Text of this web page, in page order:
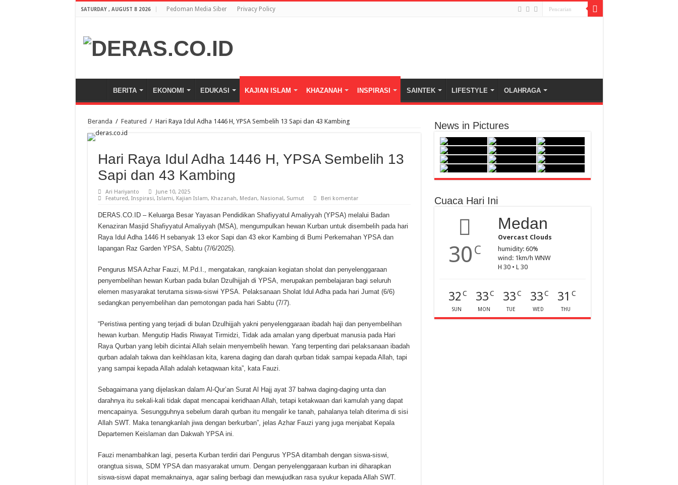
SATURDAY , AUGUST 8 2026 Pedoman Media Siber Privacy Policy
BERITA EKONOMI EDUKASI KAJIAN ISLAM KHAZANAH INSPIRASI SAINTEK LIFESTYLE OLAHRAGA
Beranda / Featured / Hari Raya Idul Adha 1446 H, YPSA Sembelih 13 Sapi dan 43 Kambing
Hari Raya Idul Adha 1446 H, YPSA Sembelih 13
Sapi dan 43 Kambing
Ari Hariyanto
June 10, 2025
Featured, Inspirasi, Islami, Kajian Islam, Khazanah, Medan, Nasional , Sumut Beri komentar
DERAS.CO.ID – Keluarga Besar Yayasan Pendidikan Shafiyyatul Amaliyyah (YPSA) melalui Badan
Kenaziran Masjid Shafiyyatul Amaliyyah (MSA), mengumpulkan hewan Kurban untuk disembelih pada hari
Raya Idul Adha 1446 H sebanyak 13 ekor Sapi dan 43 ekor Kambing di Bumi Perkemahan YPSA dan
lapangan Raz Garden YPSA, Sabtu (7/6/2025).
Pengurus MSA Azhar Fauzi, M.Pd.I., mengatakan, rangkaian kegiatan sholat dan penyelenggaraan
penyembelihan hewan Kurban pada bulan Dzulhijjah di YPSA, merupakan pembelajaran bagi seluruh
elemen masyarakat terutama siswa-siswi YPSA. Pelaksanaan Sholat Idul Adha pada hari Jumat (6/6)
sedangkan penyembelihan dan pemotongan pada hari Sabtu (7/7).
“Peristiwa penting yang terjadi di bulan Dzulhijjah yakni penyelenggaraan ibadah haji dan penyembelihan
hewan kurban. Mengutip Hadis Riwayat Tirmidzi, Tidak ada amalan yang diperbuat manusia pada Hari
Raya Qurban yang lebih dicintai Allah selain menyembelih hewan. Yang terpenting dari pelaksanaan ibadah
qurban adalah takwa dan keihklasan kita, karena daging dan darah qurban tidak sampai kepada Allah, tapi
yang sampai kepada Allah adalah ketaqwaan kita”, kata Fauzi.
Sebagaimana yang dijelaskan dalam Al-Qur’an Surat Al Hajj ayat 37 bahwa daging-daging unta dan
darahnya itu sekali-kali tidak dapat mencapai keridhaan Allah, tetapi ketakwaan dari kamulah yang dapat
mencapainya. Sesungguhnya sebelum darah qurban itu mengalir ke tanah, pahalanya telah diterima di sisi
Allah SWT. Maka tenangkanlah jiwa dengan berkurban”, jelas Azhar Fauzi yang juga menjabat Kepala
Departemen Keislaman dan Dakwah YPSA ini.
Fauzi menambahkan lagi, peserta Kurban terdiri dari Pengurus YPSA ditambah dengan siswa-siswi,
orangtua siswa, SDM YPSA dan masyarakat umum. Dengan penyelenggaraan kurban ini diharapkan
siswa-siswi dapat memaknainya, agar saling berbagi dan mewujudkan rasa syukur kepada Allah SWT.
News in Pictures
Cuaca Hari Ini
30 C
Medan
Overcast Clouds
humidity: 60%
wind: 1km/h WNW
H 30 • L 30
32 C
SUN
33C
MON
33C
TUE
33C
WED
31 C
THU